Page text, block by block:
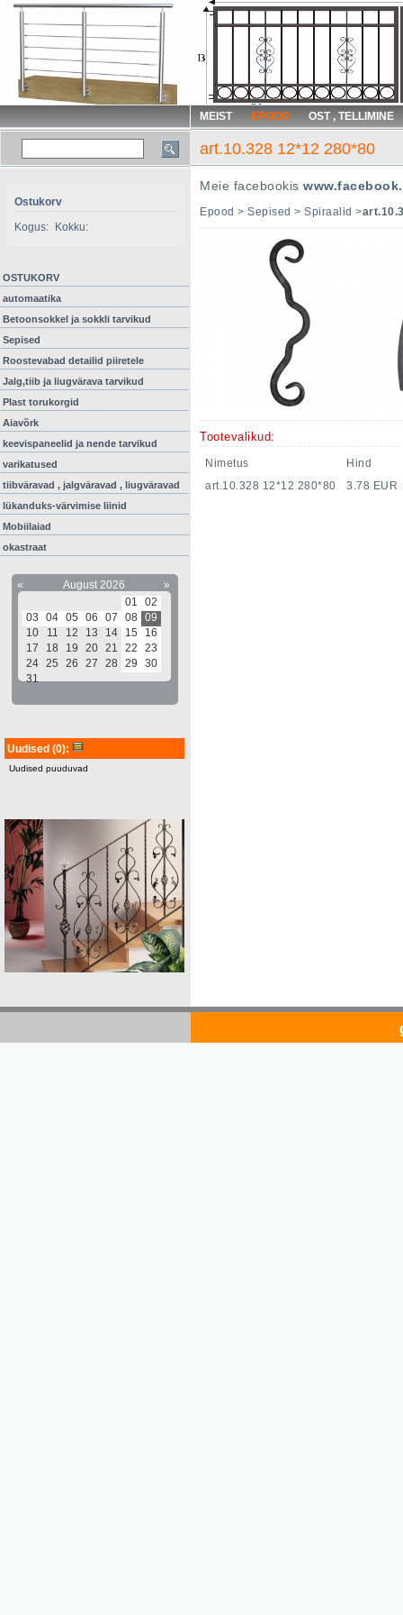
MEIST EPOOD OST , TELLIMINE
art.10.328 12*12 280*80
Ostukorv
Kogus:
Kokku:
OSTUKORV
automaatika
Betoonsokkel ja sokkli tarvikud
Sepised
Roostevabad detailid piiretele
Jalg,tiib ja liugvärava tarvikud
Plast torukorgid
Aiavõrk
keevispaneelid ja nende tarvikud
varikatused
tiibväravad , jalgväravad , liugväravad
lükanduks-värvimise liinid
Mobiilaiad
okastraat
« August 2026
»
01
02
03
04 05 06 07 08 09
10
11 12 13 14 15
16
17
18 19 20 21 22
23
24 25 26 27 28 29
30
31
Uudised (0):
Uudised puuduvad
Meie facebookis
Epood > Sepised > Spiraalid >
Tootevalikud:
Nimetus
Hind
art.10.328 12*12 280*80
3.78 EUR